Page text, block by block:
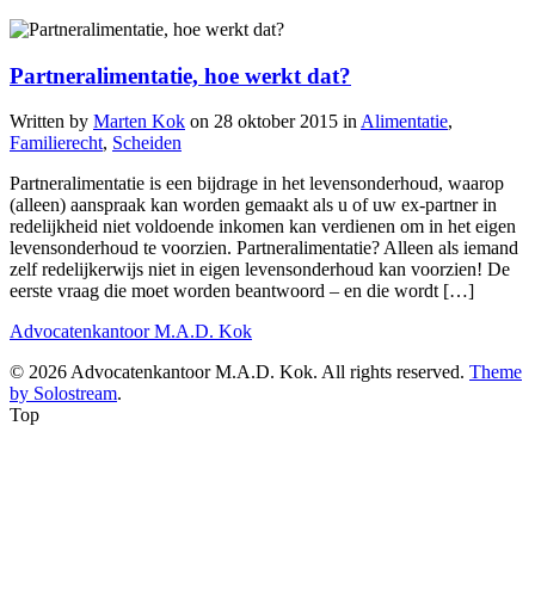
Partneralimentatie, hoe werkt dat?
Written by Marten Kok on 28 oktober 2015 inAlimentatie,
Familierecht, Scheiden
Partneralimentatie is een bijdrage in het levensonderhoud, waarop
(alleen) aanspraak kan worden gemaakt als u of uw ex-partner in
redelijkheid niet voldoende inkomen kan verdienen om in het eigen
levensonderhoud te voorzien. Partneralimentatie? Alleen als iemand
zelf redelijkerwijs niet in eigen levensonderhoud kan voorzien! De
eerste vraag die moet worden beantwoord – en die wordt […]
Advocatenkantoor M.A.D. Kok
© 2026 Advocatenkantoor M.A.D. Kok. All rights reserved. Theme
by Solostream.
Top